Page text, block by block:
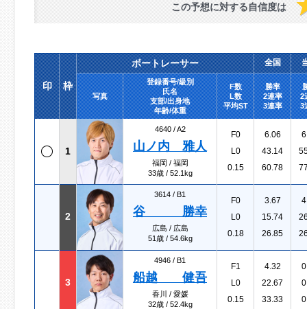
この予想に対する自信度は
印 枠
ボートレーサー 全国
写真
登録番号/級別
氏名
支部/出身地
年齢/体重
F数
L数
平均ST
勝率
2連率
3連率
2
3
1
4640 /A2
山ノ内 雅人
福岡 / 福岡
33歳 / 52.1kg
F0
L0
0.15
6.06
43.14
60.78
2
3614 / B1
谷 勝幸
広島 / 広島
51歳 / 54.6kg
F0
L0
0.18
3.67
15.74
26.85
3
4946 / B1
船越 健吾
香川 / 愛媛
32歳 / 52.4kg
F1
L0
0.15
4.32
22.67
33.33